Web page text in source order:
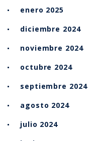
enero 2025
diciembre 2024
noviembre 2024
octubre 2024
septiembre 2024
agosto 2024
julio 2024